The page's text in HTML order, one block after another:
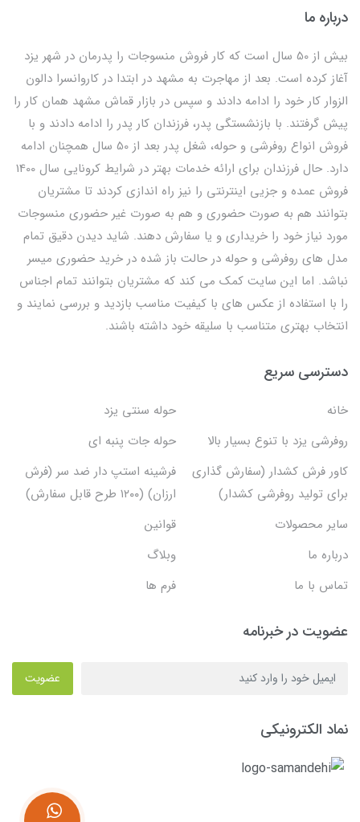
درباره ما
بیش از 50 سال است که کار فروش منسوجات را پدرمان در شهر یزد
آغاز کرده است. بعد از مهاجرت به مشهد در ابتدا در کاروانسرا دالون
الزوار کار خود را ادامه دادند و سپس در بازار قماش مشهد همان کار را
پیش گرفتند. با بازنشستگی پدر، فرزندان کار پدر را ادامه دادند و با
فروش انواع روفرشی و حوله، شغل پدر بعد از 50 سال همچنان ادامه
دارد. حال فرزندان برای ارائه خدمات بهتر در شرایط کرونایی سال 1400
فروش عمده و جزیی اینترنتی را نیز راه اندازی کردند تا مشتریان
بتوانند هم به صورت حضوری و هم به صورت غیر حضوری منسوجات
مورد نیاز خود را خریداری و یا سفارش دهند. شاید دیدن دقیق تمام
مدل های روفرشی و حوله در حالت باز شده در خرید حضوری میسر
نباشد. اما این سایت کمک می کند که مشتریان بتوانند تمام اجناس
را با استفاده از عکس های با کیفیت مناسب بازدید و بررسی نمایند و
انتخاب بهتری متناسب با سلیقه خود داشته باشند.
دسترسی سریع
خانه
حوله سنتی یزد
روفرشی یزد با تنوع بسیار بالا
حوله جات پنبه ای
کاور فرش کشدار (سفارش گذاری
برای تولید روفرشی کشدار)
فرشینه استپ دار ضد سر (فرش
ارزان) (۱۲۰۰ طرح قابل سفارش)
سایر محصولات
قوانین
درباره ما
وبلاگ
تماس با ما
فرم ها
عضویت در خبرنامه
عضویت
نماد الکترونیکی